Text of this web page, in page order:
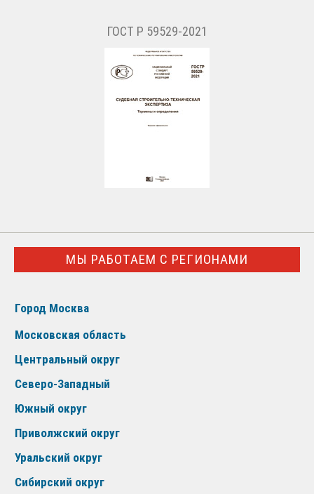
ГОСТ Р 59529-2021
МЫ РАБОТАЕМ С РЕГИОНАМИ
Город Москва
Московская область
Центральный округ
Северо-Западный
Южный округ
Приволжский округ
Уральский округ
Сибирский округ